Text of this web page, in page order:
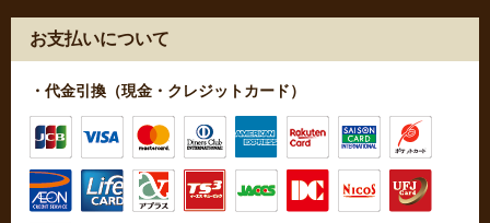
お支払いについて
・代金引換（現金・クレジットカード）